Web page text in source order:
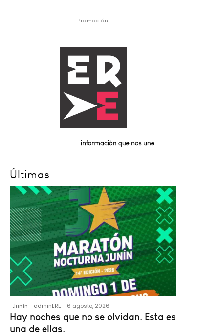
- Promoción -
Últimas
Junín adminERE - 6 agosto, 2026
Hay noches que no se olvidan. Esta es
una de ellas.